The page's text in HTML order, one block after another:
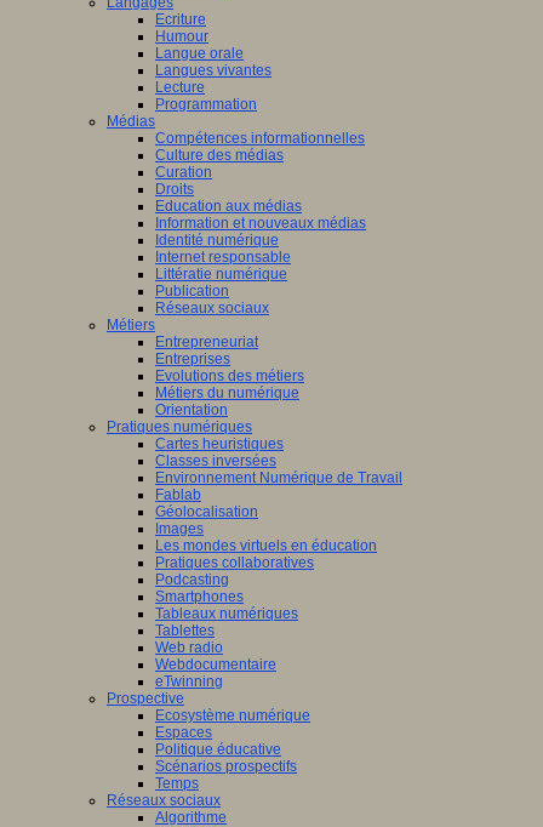
Ecriture
Humour
Langue orale
Langues vivantes
Lecture
Programmation
Médias
Compétences informationnelles
Culture des médias
Curation
Droits
Education aux médias
Information et nouveaux médias
Identité numérique
Internet responsable
Littératie numérique
Publication
Réseaux sociaux
Métiers
Entrepreneuriat
Entreprises
Evolutions des métiers
Métiers du numérique
Orientation
Pratiques numériques
Cartes heuristiques
Classes inversées
Environnement Numérique de Travail
Fablab
Géolocalisation
Images
Les mondes virtuels en éducation
Pratiques collaboratives
Podcasting
Smartphones
Tableaux numériques
Tablettes
Web radio
Webdocumentaire
eTwinning
Prospective
Ecosystème numérique
Espaces
Politique éducative
Scénarios prospectifs
Temps
Réseaux sociaux
Algorithme